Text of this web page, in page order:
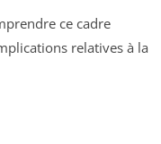
ce cadre
relatives à la